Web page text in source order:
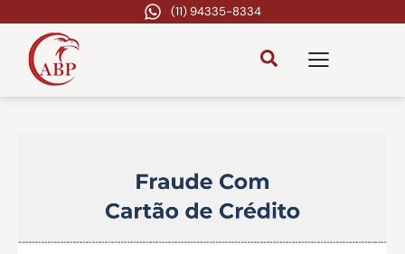
(11) 94335-8334